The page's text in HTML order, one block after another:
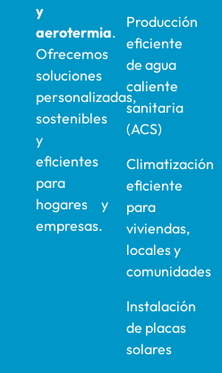
y
aerotermia.
Ofrecemos
soluciones
personalizadas,
sostenibles
y
eficientes
para
hogares y
empresas.
Producción
eficiente
de agua
caliente
sanitaria
(ACS)
Climatización
eficiente
para
viviendas,
locales y
comunidades
Instalación
de placas
solares